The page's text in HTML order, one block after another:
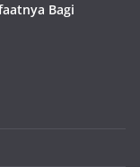
Bagi